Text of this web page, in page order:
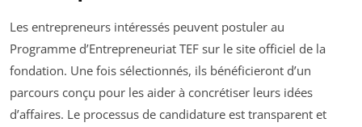
Les entrepreneurs intéressés peuvent postuler au
Programme d’Entrepreneuriat TEF sur le site officiel de la
fondation. Une fois sélectionnés, ils bénéficieront d’un
parcours conçu pour les aider à concrétiser leurs idées
d’affaires. Le processus de candidature est transparent et